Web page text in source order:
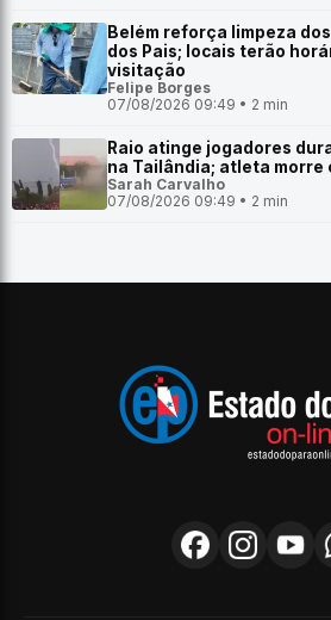
Belém reforça limpeza
dos Pais; locais terão
visitação
Felipe Borges
07/08/2026 09:49 • 2 min
Raio atinge jogadores
na Tailândia; atleta morre
Sarah Carvalho
07/08/2026 09:49 • 2 min